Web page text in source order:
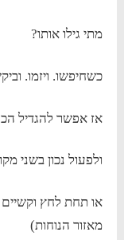
מתי גילו אותו?
כשחיפשו. ויזמו.
אז אפשר להגדיל
ולפעול נכון בשני
או תחת לחץ וקשיים
מאזור הנוחות)